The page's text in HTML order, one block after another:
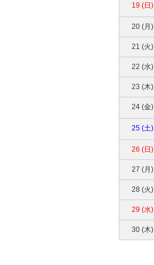
19 (日)
20 (月)
21 (火)
22 (水)
23 (木)
24 (金)
25 (土)
26 (日)
27 (月)
28 (火)
29 (水)
30 (木)